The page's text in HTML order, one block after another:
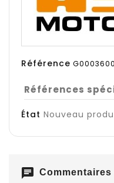
Référence
Références
État Nouveau
chat Commentaires